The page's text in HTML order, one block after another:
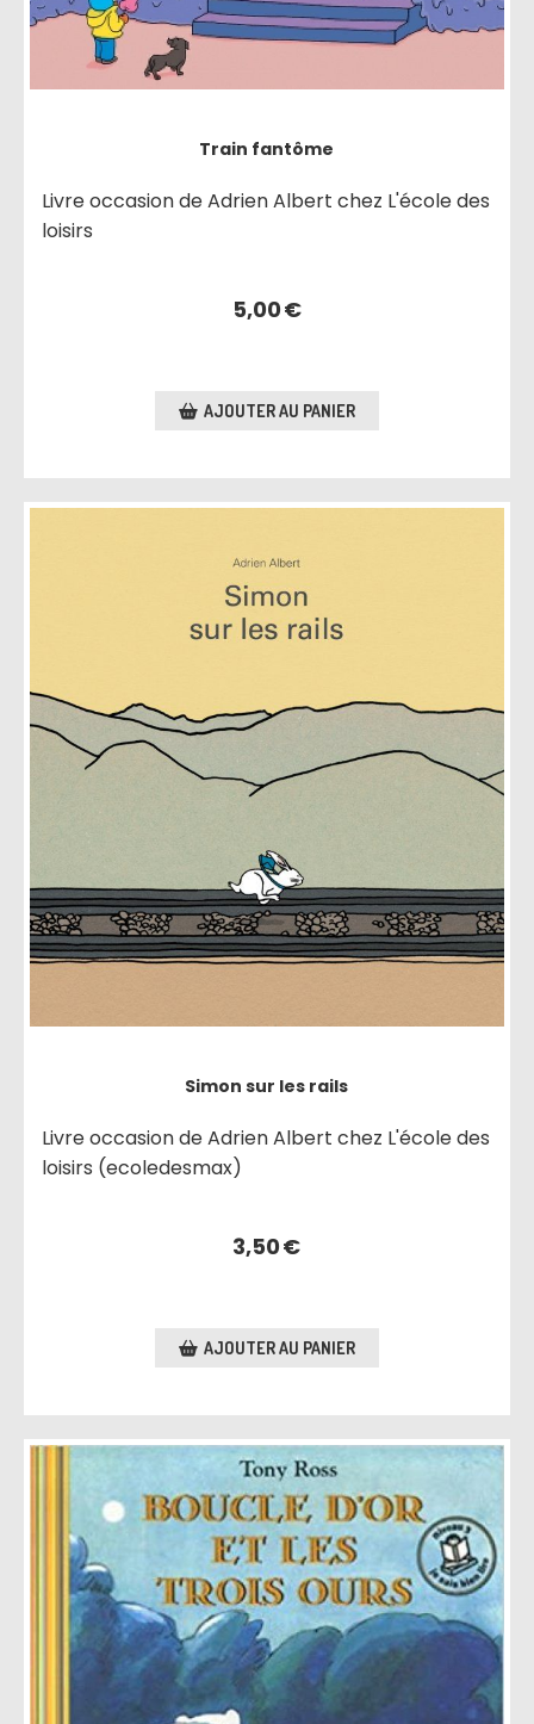
Train fantôme
Livre occasion de Adrien Albert chez L'école des
loisirs
5,00€
AJOUTER AU PANIER
Simon sur les rails
Livre occasion de Adrien Albert chez L'école des
loisirs (ecoledesmax)
3,50€
AJOUTER AU PANIER